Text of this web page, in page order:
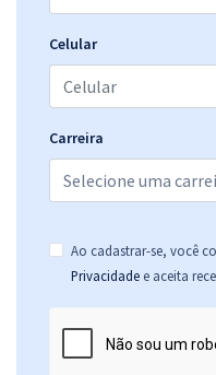
R$
EMBRAPA - Empresa
40002271: Analista –
R$
Celular
Carreira
Ao cadastrar-se, você
Privacidade e aceita